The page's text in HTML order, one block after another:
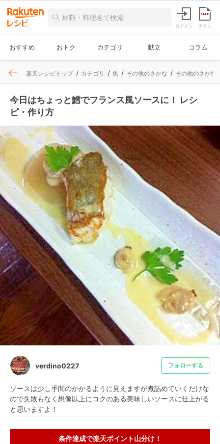
ログイン チラシ
おすすめ おトク カテゴリ 献立 コラム
楽天レシピトップ カテゴリ 魚 その他のさかな その他のさかな
今日はちょっと鱈でフランス風ソースに！ レシ
ピ・作り方
verdino0227 フォローする
ソースは少し手間のかかるように見えますが煮詰めていくだけな
ので失敗もなく想像以上にコクのある美味しいソースに仕上がる
と思いますよ！
条件達成で楽天ポイント山分け！